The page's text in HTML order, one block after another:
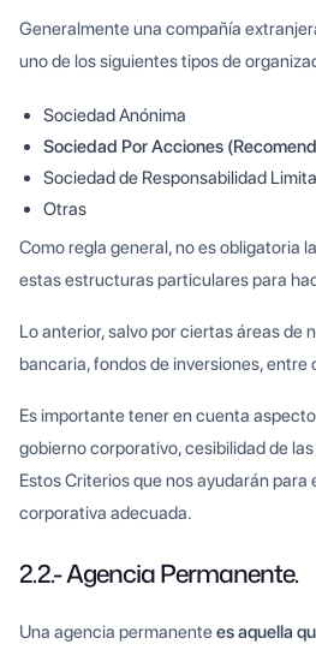
Generalmente una compañía
uno de los siguientes tipos de
Sociedad Anónima
Sociedad Por Acciones
Sociedad de Responsabilidad
Otras
Como regla general, no es obligatoria
estas estructuras particulares para
Lo anterior, salvo por ciertas áreas de
bancaria, fondos de inversiones, entre
Es importante tener en cuenta
gobierno corporativo, cesibilidad de
Estos Criterios que nos ayudarán para
corporativa adecuada.
2.2.- Agencia Permanente.
Una agencia permanentees aquella